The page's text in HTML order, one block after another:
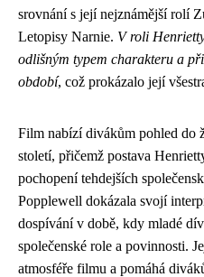
srovnání s její nejznámější rolí
Letopisy Narnie. V roli
odlišným typem charakteru a
období, což prokázalo její
Film nabízí divákům pohled do
století, přičemž postava
pochopení tehdejších
Popplewell dokázala svojí
dospívání v době, kdy mladé
společenské role a povinnosti.
atmosféře filmu a pomáhá